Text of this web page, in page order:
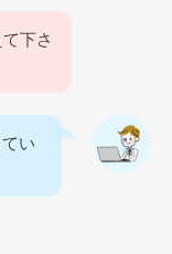
下さ
い